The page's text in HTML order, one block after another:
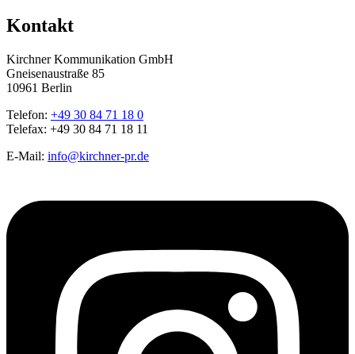
Kontakt
Kirchner Kommunikation GmbH
Gneisenaustraße 85
10961 Berlin
Telefon: +49 30 84 71 18 0
Telefax: +49 30 84 71 18 11
E-Mail: info@kirchner-pr.de